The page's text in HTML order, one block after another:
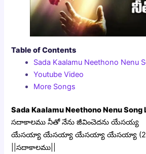
Table of Contents
Sada Kaalamu Neethono Nenu
Youtube Video
More Songs
Sada Kaalamu Neethono Nenu Song
సదాకాలము నీతో నేను జీవించెదను యేసయ్య
యేసయ్యా యేసయ్యా యేసయ్యా యేసయ్యా
||సదాకాలము||